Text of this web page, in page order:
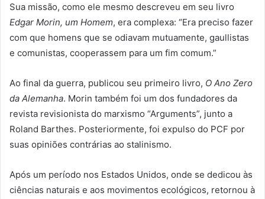
Sua missão, como ele mesmo descreveu em seu livro
Edgar Morin, um Homem, era complexa: “Era preciso fazer
com que homens que se odiavam mutuamente, gaullistas
e comunistas, cooperassem para um fim comum.”
Ao final da guerra, publicou seu primeiro livro, O Ano Zero
da Alemanha. Morin também foi um dos fundadores da
revista revisionista do marxismo “Arguments”, junto a
Roland Barthes. Posteriormente, foi expulso do PCF por
suas opiniões contrárias ao stalinismo.
Após um período nos Estados Unidos, onde se dedicou às
ciências naturais e aos movimentos ecológicos, retornou à